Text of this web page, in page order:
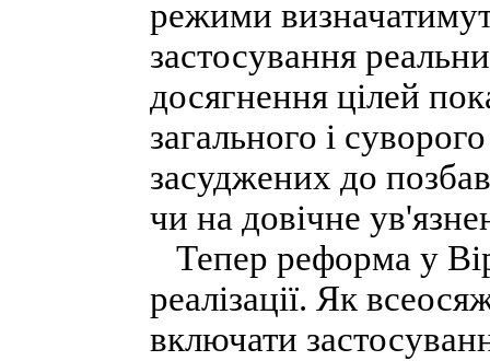
режими
застосування
досягнення цілей
загального і
засуджених до
чи на довічне
Тепер реформа у
реалізації. Як
включати